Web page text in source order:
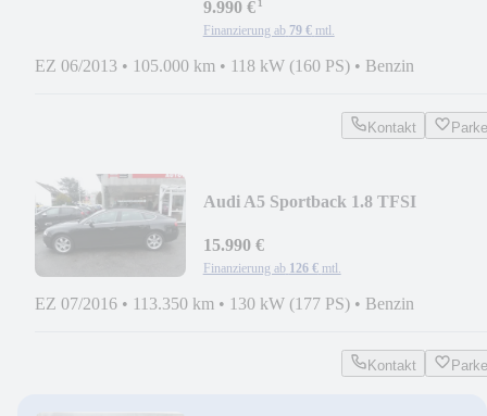
9.990 €¹
Finanzierung ab 79 € mtl.
EZ 06/2013 • 105.000 km • 118 kW (160 PS) • Benzin
Kontakt
Audi A5 Sportback 1.8 TFSI
15.990 €
Finanzierung ab 126 € mtl.
EZ 07/2016 • 113.350 km • 130 kW (177 PS) • Benzin
Kontakt